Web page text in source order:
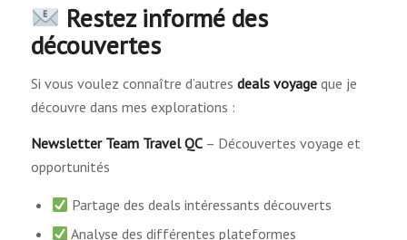
Restez informé des
découvertes
Si vous voulez connaître d’autres deals voyageque je
découvre dans mes explorations :
Newsletter Team Travel QC– Découvertes voyage et
opportunités
Partage des deals intéressants découverts
Analyse des différentes plateformes